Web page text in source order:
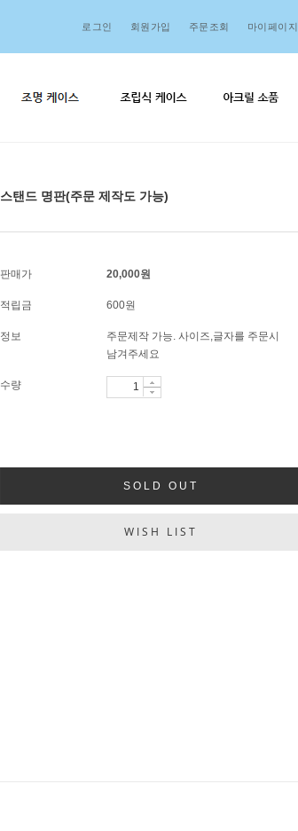
로그인 회원가입 주문조회 마이페이지
스탠드 명판(주문 제작도 가능)
판매가 20,000원
적립금 600원
정보
주문제작 가능. 사이즈,글자를 주문시
남겨주세요
수량
SOLD OUT
WISH LIST